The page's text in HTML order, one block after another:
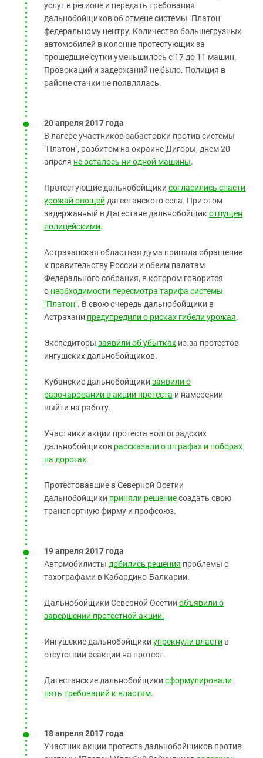
услуг в регионе и передать требования
дальнобойщиков об отмене системы "Платон"
федеральному центру. Количество большегрузных
автомобилей в колонне протестующих за
прошедшие сутки уменьшилось с 17 до 11 машин.
Провокаций и задержаний не было. Полиция в
районе стачки не появлялась.
20 апреля 2017 года
В лагере участников забастовки против системы
"Платон", разбитом на окраине Дигоры, днем 20
апреля не осталось ни одной машины.
Протестующие дальнобойщики согласились спасти
урожай овощей дагестанского села. При этом
задержанный в Дагестане дальнобойщик отпущен
полицейскими.
Астраханская областная дума приняла обращение
к правительству России и обеим палатам
Федерального собрания, в котором говорится
о необходимости пересмотра тарифа системы
"Платон". В свою очередь дальнобойщики в
Астрахани предупредили о рисках гибели урожая.
Экспедиторы заявили об убытках из-за протестов
ингушских дальнобойщиков.
Кубанские дальнобойщики заявили о
разочаровании в акции протеста и намерении
выйти на работу.
Участники акции протеста волгоградских
дальнобойщиков рассказали о штрафах и поборах
на дорогах.
Протестовавшие в Северной Осетии
дальнобойщики приняли решениесоздать свою
транспортную фирму и профсоюз.
19 апреля 2017 года
Автомобилисты добились решения проблемы с
тахографами в Кабардино-Балкарии.
Дальнобойщики Северной Осетии объявили о
завершении протестной акции.
Ингушские дальнобойщики упрекнули власти в
отсутствии реакции на протест.
Дагестанские дальнобойщики сформулировали
пять требований к властям.
18 апреля 2017 года
Участник акции протеста дальнобойщиков против